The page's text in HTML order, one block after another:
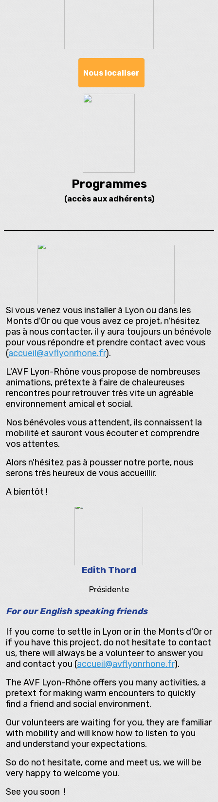
Nous localiser
Programmes
(accès aux adhérents)
Si vous venez vous installer à Lyon ou dans les
Monts d'Or ou que vous avez ce projet, n'hésitez
pas à nous contacter, il y aura toujours un bénévole
pour vous répondre et prendre contact avec vous
(accueil@avflyonrhone.fr).
L'AVF Lyon-Rhône vous propose de nombreuses
animations, prétexte à faire de chaleureuses
rencontres pour retrouver très vite un agréable
environnement amical et social.
Nos bénévoles vous attendent, ils connaissent la
mobilité et sauront vous écouter et comprendre
vos attentes.
Alors n'hésitez pas à pousser notre porte, nous
serons très heureux de vous accueillir.
A bientôt !
Edith Thord
Présidente
For our English speaking friends
If you come to settle in Lyon or in the Monts d'Or or
if you have this project, do not hesitate to contact
us, there will always be a volunteer to answer you
and contact you (accueil@avflyonrhone.fr).
The AVF Lyon-Rhône offers you many activities, a
pretext for making warm encounters to quickly
find a friend and social environment.
Our volunteers are waiting for you, they are familiar
with mobility and will know how to listen to you
and understand your expectations.
So do not hesitate, come and meet us, we will be
very happy to welcome you.
See you soon !